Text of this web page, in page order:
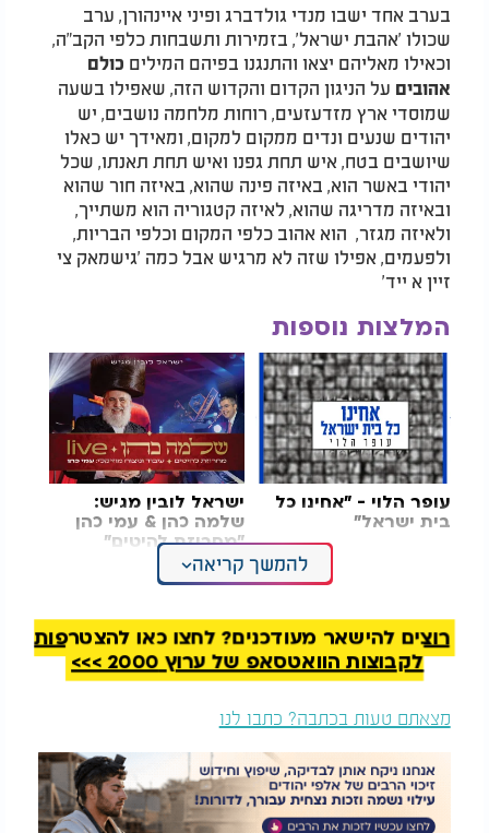
בערב אחד ישבו מנדי גולדברג ופיני איינהורן, ערב
שכולו 'אהבת ישראל', בזמירות ותשבחות כלפי הקב"ה,
וכאילו מאליהם יצאו והתנגנו בפיהם המילים כולם
אהובים על הניגון הקדום והקדוש הזה, שאפילו בשעה
שמוסדי ארץ מזדעזעים, רוחות מלחמה נושבים, יש
יהודים שנעים ונדים ממקום למקום, ומאידך יש כאלו
שיושבים בטח, איש תחת גפנו ואיש תחת תאנתו, שכל
יהודי באשר הוא, באיזה פינה שהוא, באיזה חור שהוא
ובאיזה מדריגה שהוא, לאיזה קטגוריה הוא משתייך,
ולאיזה מגזר, הוא אהוב כלפי המקום וכלפי הבריות,
ולפעמים, אפילו שזה לא מרגיש אבל כמה 'גישמאק צי
זיין א ייד'
המלצות נוספות
עופר הלוי - "אחינו כל
בית ישראל"
ישראל לובין מגיש:
שלמה כהן & עמי כהן
"מחרוזת להיטים"
להמשך קריאה
רוצים להישאר מעודכנים? לחצו כאן להצטרפות
לקבוצות הוואטסאפ של ערוץ 2000 >>>
מצאתם טעות בכתבה? כתבו לנו